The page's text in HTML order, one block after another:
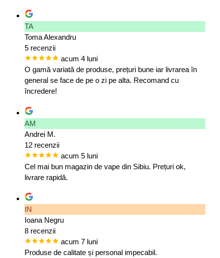
TA
Toma Alexandru
5 recenzii
acum 4 luni
O gamă variată de produse, prețuri bune iar livrarea în
general se face de pe o zi pe alta. Recomand cu
încredere!
AM
Andrei M.
12 recenzii
acum 5 luni
Cel mai bun magazin de vape din Sibiu. Prețuri ok,
livrare rapidă.
IN
Ioana Negru
8 recenzii
acum 7 luni
Produse de calitate și personal impecabil.